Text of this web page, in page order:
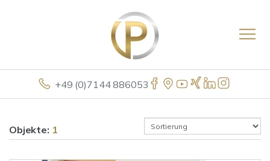
+49 (0)7144 886053
Objekte: 1